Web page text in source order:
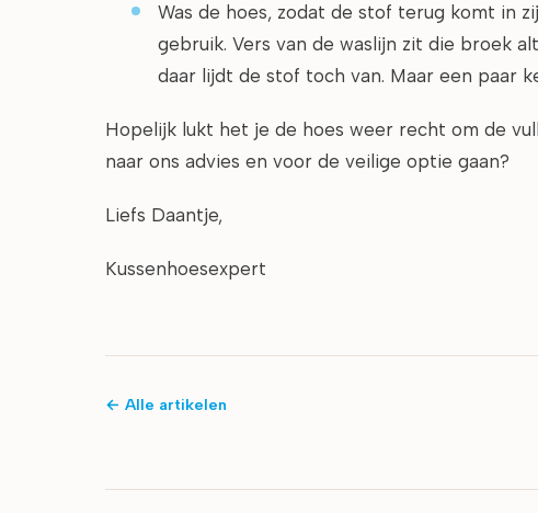
Was de hoes, zodat de stof terug komt in
gebruik. Vers van de waslijn zit die broek
daar lijdt de stof toch van. Maar een paar
Hopelijk lukt het je de hoes weer recht om de
naar ons advies en voor de veilige optie gaan?
Liefs Daantje,
Kussenhoesexpert
← Alle artikelen